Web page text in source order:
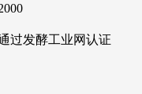
过发酵工业网认证